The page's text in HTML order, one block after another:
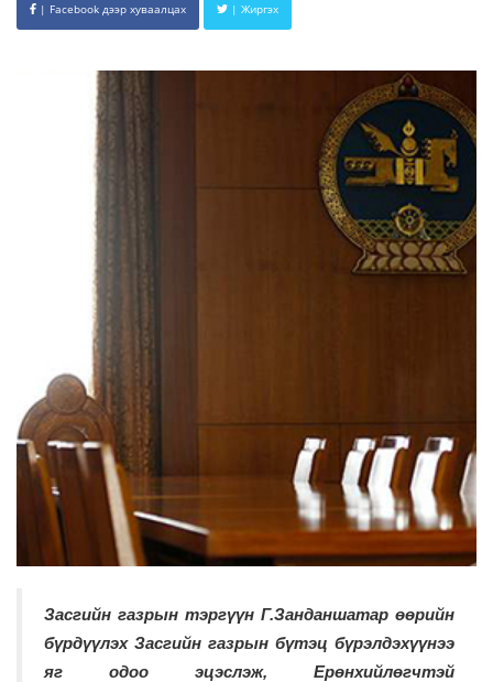
| Facebook дээр хуваалцах | Жиргэх
Засгийн газрын тэргүүн Г.Занданшатар өөрийн
бүрдүүлэх Засгийн газрын бүтэц бүрэлдэхүүнээ
яг одоо эцэслэж, Ерөнхийлөгчтэй